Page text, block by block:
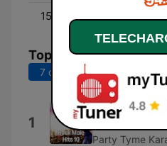
15:00 - 18:00
Top titres
7 derniers jours 30
1
Back In Black
AC/DC)
Party Tyme